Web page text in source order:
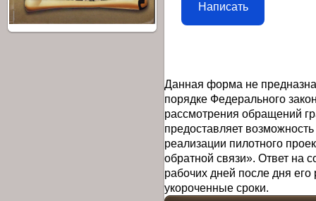
Написать
Данная форма не
порядке Федерального
рассмотрения обращений
предоставляет
реализации пилотного
обратной связи». Ответ на
рабочих дней после дня
укороченные сроки.